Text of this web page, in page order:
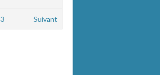
3 Suivant